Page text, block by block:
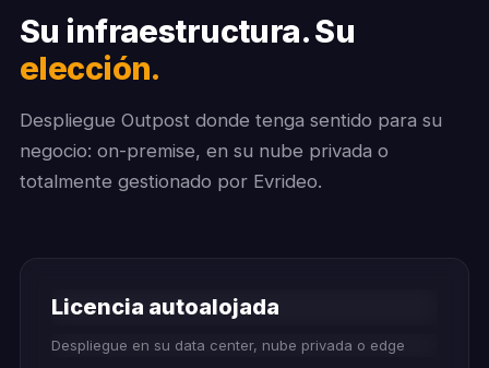
Su infraestructura. Su
elección.
Despliegue Outpost donde tenga sentido para su
negocio: on-premise, en su nube privada o
totalmente gestionado por Evrideo.
Licencia autoalojada
Despliegue en su data center, nube privada o edge